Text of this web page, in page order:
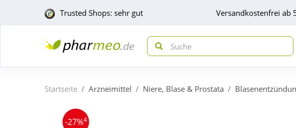
Trusted Shops: sehr gut Versandkostenfrei ab
Startseite Arzneimittel Niere, Blase & Prostata
-27%4